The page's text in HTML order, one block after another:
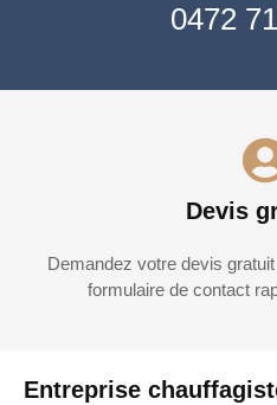
Entreprise
0472
Devis
Demandez votre devis
formulaire de contact